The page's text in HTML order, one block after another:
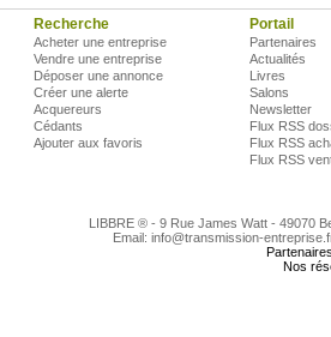
Recherche
Acheter une entreprise
Vendre une entreprise
Déposer une annonce
Créer une alerte
Acquereurs
Cédants
Ajouter aux favoris
Portail
Partenaires
Actualités
Livres
Salons
Newsletter
Flux RSS
Flux RSS
Flux RSS
LIBBRE ® - 9 Rue James Watt - 49070
Email: info@transmission-
Nos